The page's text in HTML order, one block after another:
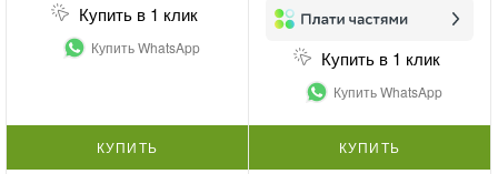
Купить в 1 клик
Купить WhatsApp
КУПИТЬ
Купить в 1 клик
Купить WhatsApp
КУПИТЬ